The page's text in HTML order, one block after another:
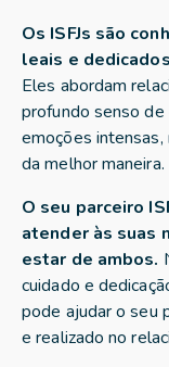
Os ISFJs são
leais e
Eles abordam
profundo senso
emoções
da melhor maneira.
O seu parceiro
atender às suas
estar de ambos.
cuidado e
pode ajudar o seu
e realizado no